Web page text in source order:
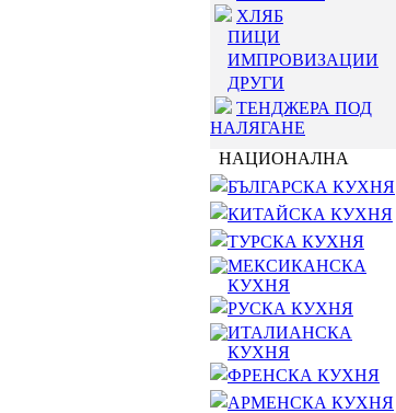
ХЛЯБ
ПИЦИ
ИМПРОВИЗАЦИИ
ДРУГИ
ТЕНДЖЕРА ПОД
НАЛЯГАНЕ
НАЦИОНАЛНА
БЪЛГАРСКА КУХНЯ
КИТАЙСКА КУХНЯ
ТУРСКА КУХНЯ
МЕКСИКАНСКА
КУХНЯ
РУСКА КУХНЯ
ИТАЛИАНСКА
КУХНЯ
ФРЕНСКА КУХНЯ
АРМЕНСКА КУХНЯ